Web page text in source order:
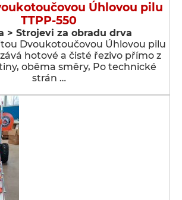
Úhlovou pilu
TTPP-550
> Strojevi za obradu drva
Dvoukotoučovou Úhlovou pilu
hotové a čisté řezivo přímo z
oběma směry, Po technické
strán …